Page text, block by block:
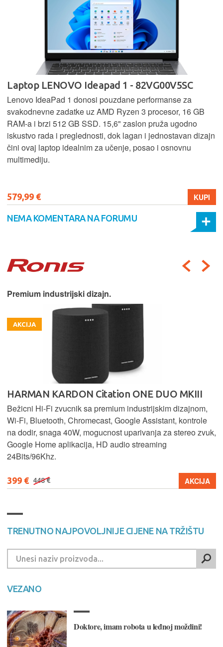
Laptop LENOVO Ideapad 1 - 82VG00V5SC
Lenovo IdeaPad 1 donosi pouzdane performanse za
svakodnevne zadatke uz AMD Ryzen 3 procesor, 16 GB
RAM-a i brzi 512 GB SSD. 15,6" zaslon pruža ugodno
iskustvo rada i preglednosti, dok lagan i jednostavan dizajn
čini ovaj laptop idealnim za učenje, posao i osnovnu
multimediju.
579,99 € KUPI
NEMA KOMENTARA NA FORUMU
Premium industrijski dizajn.
AKCIJA
HARMAN KARDON Citation ONE DUO MKIII
Bežicni Hi-Fi zvucnik sa premium industrijskim dizajnom,
Wi-Fi, Bluetooth, Chromecast, Google Assistant, kontrole
na dodir, snaga 40W, mogucnost uparivanja za stereo zvuk,
Google Home aplikacija, HD audio streaming
24Bits/96Khz.
399 € 448 € AKCIJA
TRENUTNO NAJPOVOLJNIJE CIJENE NA TRŽIŠTU
VEZANO
Doktore, imam robota u leđnoj moždini!